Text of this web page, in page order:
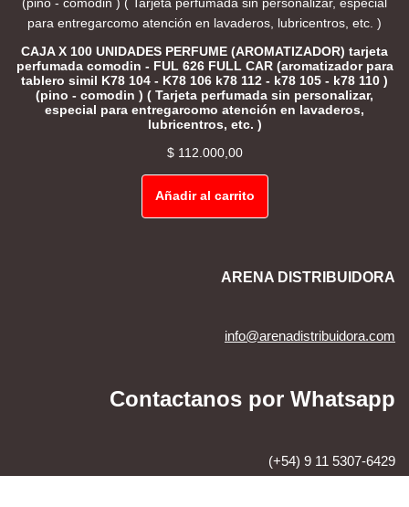
CAJA X 100 UNIDADES PERFUME (AROMATIZADOR) tarjeta
perfumada comodin - FUL 626 FULL CAR (aromatizador para
tablero simil K78 104 - K78 106 k78 112 - k78 105 - k78 110 )
(pino - comodin ) ( Tarjeta perfumada sin personalizar,
especial para entregarcomo atención en lavaderos,
lubricentros, etc. )
$112.000,00
Añadir al carrito
ARENA DISTRIBUIDORA
info@arenadistribuidora.com
Contactanos por Whatsapp
(+54) 9 11 5307-6429